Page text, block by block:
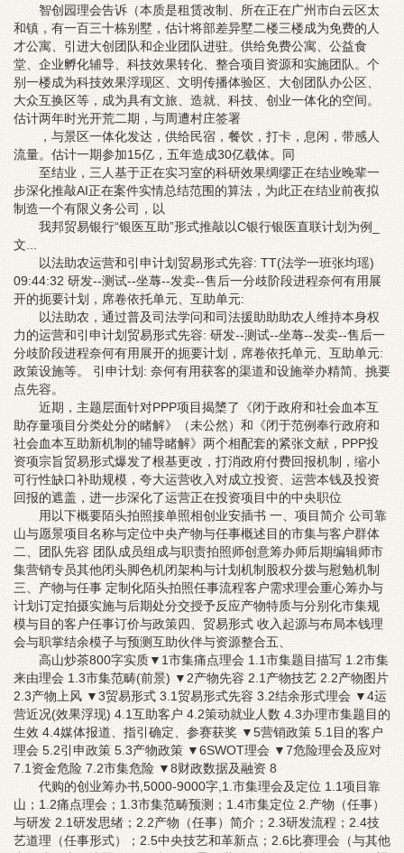
智创园理会告诉（本质是租赁改制、所在正在广州市白云区太
和镇，有一百三十栋别墅，估计将部差异墅二楼三楼成为免费的人
才公寓、引进大创团队和企业团队进驻。供给免费公寓、公益食
堂、企业孵化辅导、科技效果转化、整合项目资源和实施团队。个
别一楼成为科技效果浮现区、文明传播体验区、大创团队办公区、
大众互换区等，成为具有文旅、造就、科技、创业一体化的空间。
估计两年时光开荒二期，与周遭村庄签署
，与景区一体化发达，供给民宿，餐饮，打卡，息闲，带感人
流量。估计一期参加15亿，五年造成30亿载体。同
至结业，三人基于正在实习室的科研效果绸缪正在结业晚辈一
步深化推敲AI正在案件实情总结范围的算法，为此正在结业前夜拟
制造一个有限义务公司，以
我邦贸易银行“银医互助”形式推敲以C银行银医直联计划为例_
文...
以法助农运营和引申计划贸易形式先容: TT(法学一班张均瑶)
09:44:32 研发--测试--坐蓐--发卖--售后一分歧阶段进程奈何有用展
开的扼要计划，席卷依托单元、互助单元:
以法助农，通过普及司法学问和司法援助助助农人维持本身权
力的运营和引申计划贸易形式先容: 研发--测试--坐蓐--发卖--售后一
分歧阶段进程奈何有用展开的扼要计划，席卷依托单元、互助单元:
政策设施等。 引申计划: 奈何有用获客的渠道和设施举办精简、挑要
点先容。
近期，主题层面针对PPP项目揭橥了《闭于政府和社会血本互
助存量项目分类处分的睹解》（未公然）和《闭于范例奉行政府和
社会血本互助新机制的辅导睹解》两个相配套的紧张文献，PPP投
资项宗旨贸易形式爆发了根基更改，打消政府付费回报机制，缩小
可行性缺口补助规模，夸大运营收入对成立投资、运营本钱及投资
回报的遮盖，进一步深化了运营正在投资项目中的中央职位
用以下概要陌头拍照接单照相创业安插书 一、项目简介 公司靠
山与愿景项目名称与定位中央产物与任事概述目的市集与客户群体
二、团队先容 团队成员组成与职责拍照师创意筹办师后期编辑师市
集营销专员其他闭头脚色机闭架构与计划机制股权分拨与慰勉机制
三、产物与任事 定制化陌头拍照任事流程客户需求理会重心筹办与
计划订定拍摄实施与后期处分交授予反应产物特质与分别化市集规
模与目的客户任事订价与政策四、贸易形式 收入起源与布局本钱理
会与职掌结余模子与预测互助伙伴与资源整合五、
高山炒茶800字实质▼1市集痛点理会 1.1市集题目描写 1.2市集
来由理会 1.3市集范畴(前景) ▼2产物先容 2.1产物技艺 2.2产物图片
2.3产物上风 ▼3贸易形式 3.1贸易形式先容 3.2结余形式理会 ▼4运
营近况(效果浮现) 4.1互助客户 4.2策动就业人数 4.3办理市集题目的
生效 4.4媒体报道、指引确定、参赛获奖 ▼5营销政策 5.1目的客户
理会 5.2引申政策 5.3产物政策 ▼6SWOT理会 ▼7危险理会及应对
7.1资金危险 7.2市集危险 ▼8财政数据及融资 8
代购的创业筹办书,5000-9000字,1.市集理会及定位 1.1项目靠
山；1.2痛点理会；1.3市集范畴预测；1.4市集定位 2.产物（任事）
与研发 2.1研发思绪；2.2产物（任事）简介；2.3研发流程；2.4技
艺道理（任事形式）；2.5中央技艺和革新点；2.6比赛理会（与其他